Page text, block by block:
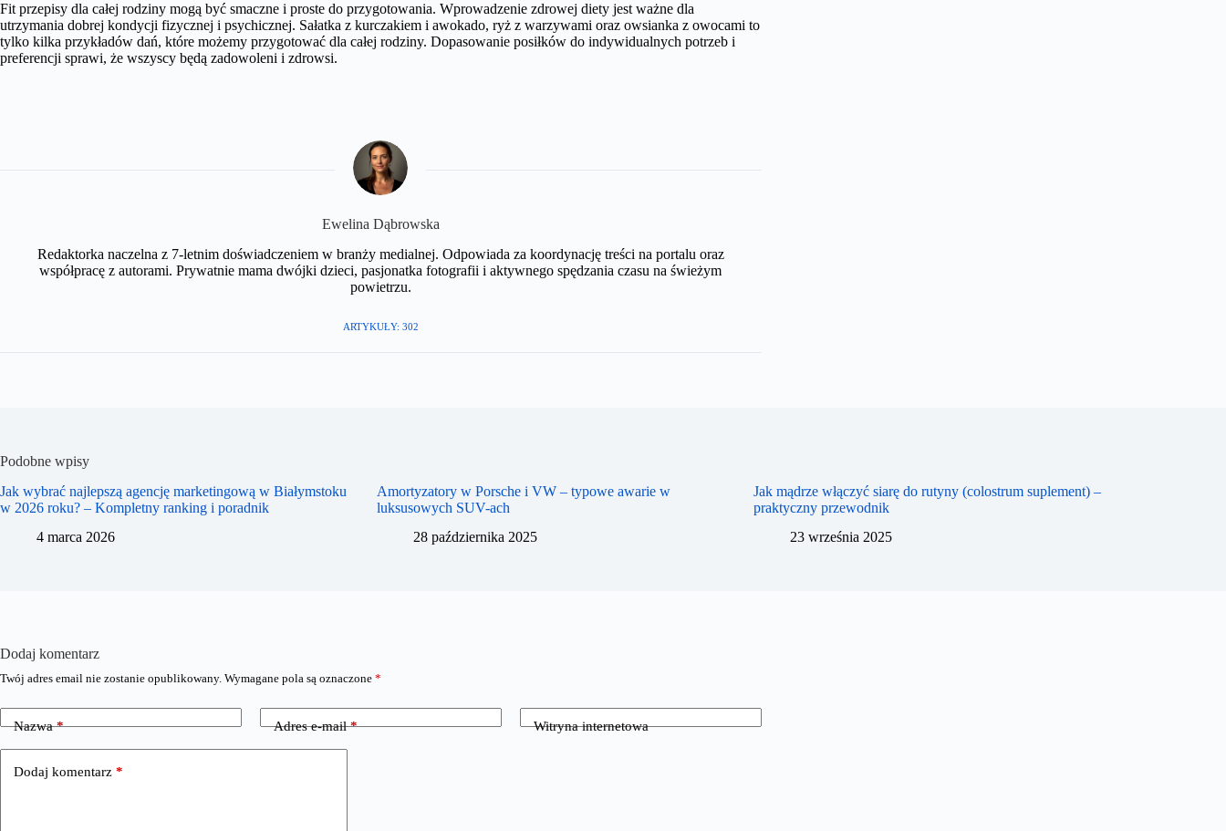
Fit przepisy dla całej rodziny mogą być smaczne i proste do przygotowania. Wprowadzenie zdrowej diety jest ważne dla
utrzymania dobrej kondycji fizycznej i psychicznej. Sałatka z kurczakiem i awokado, ryż z warzywami oraz owsianka z owocami to
tylko kilka przykładów dań, które możemy przygotować dla całej rodziny. Dopasowanie posiłków do indywidualnych potrzeb i
preferencji sprawi, że wszyscy będą zadowoleni i zdrowsi.
​Ewelina Dąbrowska
Redaktorka naczelna z 7-letnim doświadczeniem w branży medialnej. Odpowiada za koordynację treści na portalu oraz
współpracę z autorami. Prywatnie mama dwójki dzieci, pasjonatka fotografii i aktywnego spędzania czasu na świeżym
powietrzu.​
ARTYKUŁY: 302
Podobne wpisy
Jak wybrać najlepszą agencję marketingową w Białymstoku
w 2026 roku? – Kompletny ranking i poradnik
4 marca 2026
Amortyzatory w Porsche i VW – typowe awarie w
luksusowych SUV-ach
28 października 2025
Jak mądrze włączyć siarę do rutyny (colostrum suplement) –
praktyczny przewodnik
23 września 2025
Dodaj komentarz
Twój adres email nie zostanie opublikowany. Wymagane pola są oznaczone *
Nazwa* Adres e-mail* Witryna internetowa
Dodaj komentarz *